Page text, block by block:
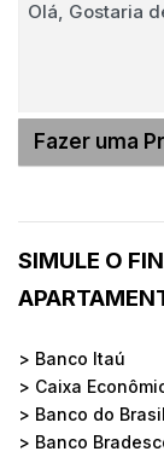
SIMULE O
> Banco Itaú
> Caixa
> Banco do Brasil
> Banco